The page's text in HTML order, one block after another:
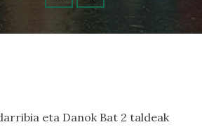
eta Danok Bat 2 taldeak